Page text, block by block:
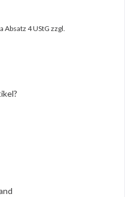
4 UStG zzgl.